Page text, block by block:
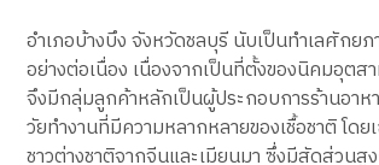
อำเภอบ้างบึง จังหวัดชลบุรี นับเป็นทำเลศักย
อย่างต่อเนื่อง เนื่องจากเป็นที่ตั้งของนิคมอุต
จึงมีกลุ่มลูกค้าหลักเป็นผู้ประกอบการร้านอาห
วัยทำงานที่มีความหลากหลายของเชื้อชาติ โด
ชาวต่างชาติจากจีนและเมียนมา ซึ่งมีสัดส่วน